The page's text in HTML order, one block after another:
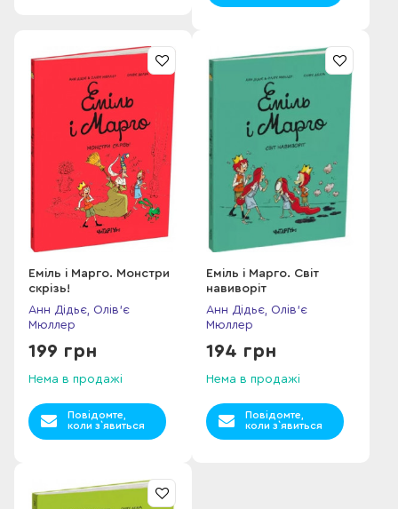
Еміль і Марго. Монстри
скрізь!
Анн Дідьє, Олів'є
Мюллер
199 грн
Нема в продажі
Повідомте,
коли з`явиться
Еміль і Марго. Світ
навиворіт
Анн Дідьє, Олів'є
Мюллер
194 грн
Нема в продажі
Повідомте,
коли з`явиться